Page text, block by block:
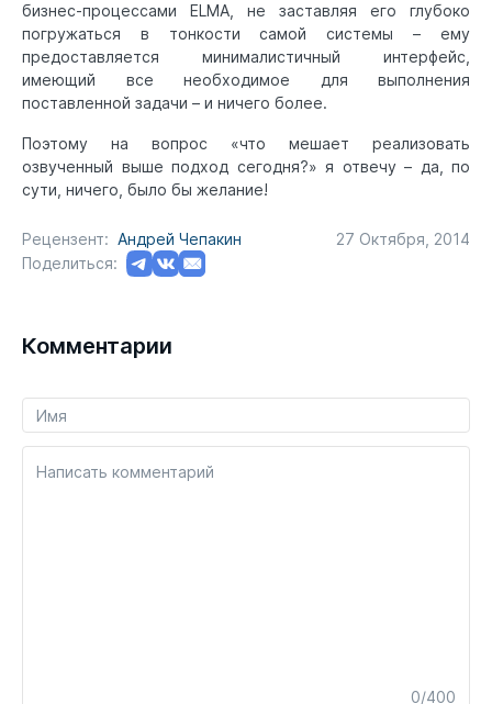
бизнес-процессами ELMA, не заставляя его глубоко
погружаться в тонкости самой системы – ему
предоставляется минималистичный интерфейс,
имеющий все необходимое для выполнения
поставленной задачи – и ничего более.
Поэтому на вопрос «что мешает реализовать
озвученный выше подход сегодня?» я отвечу – да, по
сути, ничего, было бы желание!
Рецензент: Андрей Чепакин
27 Октября, 2014
Поделиться:
Комментарии
Написать комментарий
0/400